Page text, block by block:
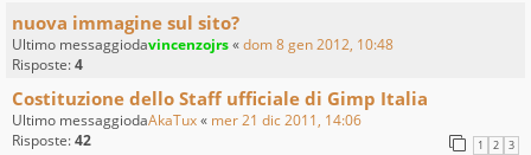
nuova immagine sul sito?
Ultimo messaggiodavincenzojrs«dom 8 gen 2012, 10:48
Risposte:4
Costituzione dello Staff ufficiale di Gimp Italia
Ultimo messaggiodaAkaTux« mer 21 dic 2011, 14:06
Risposte:42 1 2 3